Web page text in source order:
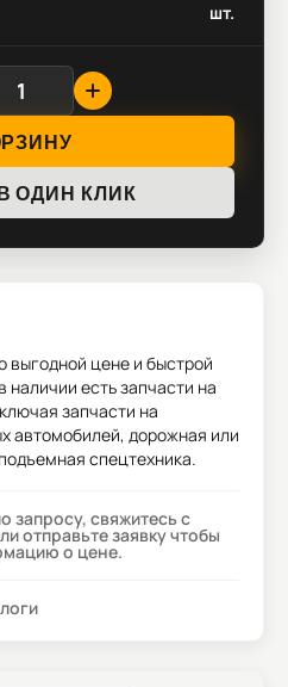
шт.
ОДИН КЛИК
выгодной цене и быстрой
наличии есть запчасти на
запчасти на
автомобилей, дорожная или
спецтехника.
запросу, свяжитесь с
отправьте заявку чтобы
о цене.